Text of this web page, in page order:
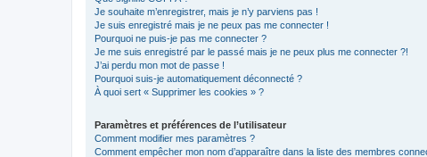
Je souhaite m’enregistrer, mais je n’y parviens pas !
Je suis enregistré mais je ne peux pas me connecter !
Pourquoi ne puis-je pas me connecter ?
Je me suis enregistré par le passé mais je ne peux plus me connecter ?!
J’ai perdu mon mot de passe !
Pourquoi suis-je automatiquement déconnecté ?
À quoi sert « Supprimer les cookies » ?
Paramètres et préférences de l’utilisateur
Comment modifier mes paramètres ?
Comment empêcher mon nom d’apparaître dans la liste des membres